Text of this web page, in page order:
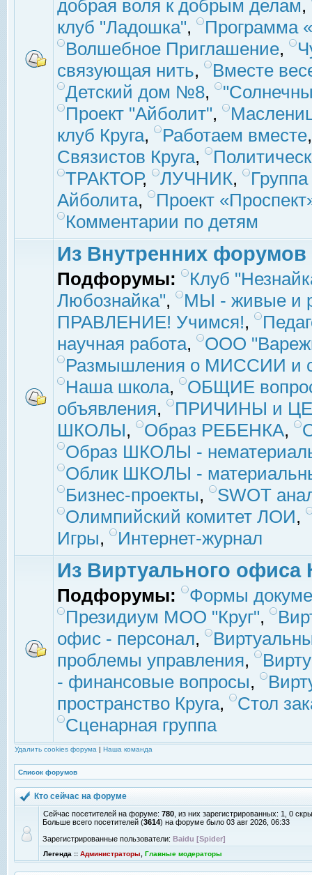
добрая воля к добрым делам,
клуб "Ладошка",
Программа
Волшебное Приглашение,
связующая нить,
Вместе
Детский дом №8,
Проект "Айболит",
клуб Круга, Работаем вместе
Связистов Круга,
ТРАКТОР, ЛУЧНИК,
Айболита,
Проект
Комментарии по детям
Из Внутренних форумов
Подфорумы:
Клуб
Любознайка",
МЫ - живые и
ПРАВЛЕНИЕ! Учимся!,
научная работа,
ООО
Размышления о МИССИИ и
Наша школа,
ОБЩИЕ
объявления,
ПРИЧИНЫ и
ШКОЛЫ, Образ РЕБЕНКА,
Образ ШКОЛЫ -
Облик ШКОЛЫ -
Бизнес-проекты,
SWOT
Олимпийский комитет ЛОИ,
Игры, Интернет-журнал
Из Виртуального офиса
Подфорумы:
Формы
Президиум МОО "Круг",
офис - персонал,
проблемы управления,
- финансовые вопросы,
пространство Круга,
Стол
Сценарная группа
Удалить cookies форума | Наша команда
Список форумов
Кто сейчас на форуме
Сейчас посетителей на форуме: 780 , из них зарегистрированных: 1, 0
Больше всего посетителей (3614) на форуме было 03 авг 2026, 06:33
Зарегистрированные пользователи: Baidu [Spider]
Легенда :: Администраторы Главные модераторы